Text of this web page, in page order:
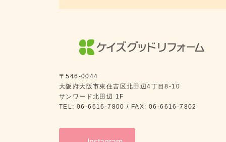
〒546-0044
大阪府大阪市東住吉区北田辺4丁目8-10
サンワード北田辺 1F
TEL: 06-6616-7800 / FAX: 06-6616-7802